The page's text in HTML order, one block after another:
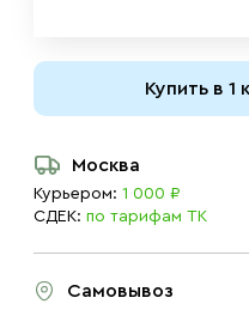
Купить в 1
Москва
Курьером: 1 000 ₽
СДЕК: по тарифам ТК
Самовывоз